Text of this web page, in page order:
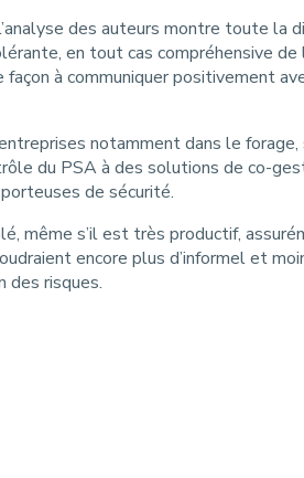
des auteurs montre toute la
en tout cas compréhensive de
à communiquer positivement
notamment dans le
du PSA à des solutions de co-
de sécurité.
même s’il est très productif,
encore plus d’informel et
des risques.